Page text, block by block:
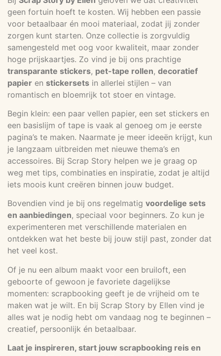
geen fortuin hoeft te kosten. Wij hebben een passie
voor betaalbaar én mooi materiaal, zodat jij zonder
zorgen kunt starten. Onze collectie is zorgvuldig
samengesteld met oog voor kwaliteit, maar zonder
hoge prijskaartjes. Zo vind je bij ons prachtige
transparante stickers, pet-tape rollen, decoratief
papier en stickersets in allerlei stijlen – van
romantisch en bloemrijk tot stoer en vintage.
Begin klein: een paar vellen papier, een set stickers en
een basislijm of tape is vaak al genoeg om je eerste
pagina’s te maken. Naarmate je meer ideeën krijgt, kun
je langzaam uitbreiden met nieuwe thema’s en
accessoires. Bij Scrap Story helpen we je graag op
weg met tips, combinaties en inspiratie, zodat je altijd
iets moois kunt creëren binnen jouw budget.
Bovendien vind je bij ons regelmatig voordelige sets
en aanbiedingen, speciaal voor beginners. Zo kun je
experimenteren met verschillende materialen en
ontdekken wat het beste bij jouw stijl past, zonder dat
het veel kost.
Of je nu een album maakt voor een bruiloft, een
geboorte of gewoon je favoriete dagelijkse
momenten: scrapbooking geeft je de vrijheid om te
maken wat je wilt. En bij Scrap Story by Ellen vind je
alles wat je nodig hebt om vandaag nog te beginnen –
creatief, persoonlijk én betaalbaar.
Laat je inspireren, start jouw scrapbooking reis en